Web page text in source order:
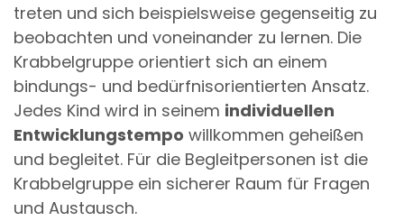
treten und sich beispielsweise gegenseitig zu
beobachten und voneinander zu lernen. Die
Krabbelgruppe orientiert sich an einem
bindungs- und bedürfnisorientierten Ansatz.
Jedes Kind wird in seinem individuellen
Entwicklungstempo willkommen geheißen
und begleitet. Für die Begleitpersonen ist die
Krabbelgruppe ein sicherer Raum für Fragen
und Austausch.